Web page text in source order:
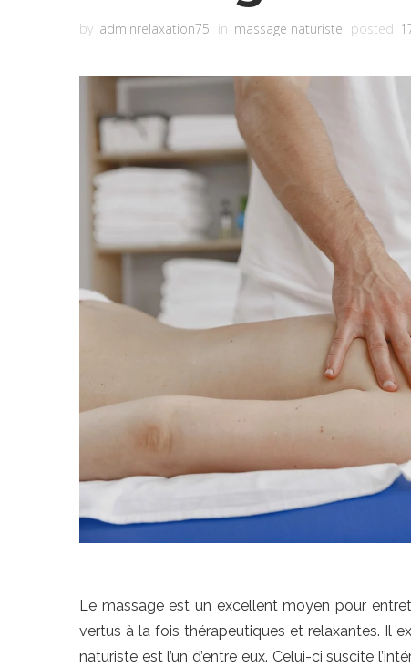
by adminrelaxation75 in massage naturiste posted
Le massage est un excellent moyen pour
vertus à la fois thérapeutiques et relaxantes. Il
naturiste est l’un d’entre eux. Celui-ci suscite